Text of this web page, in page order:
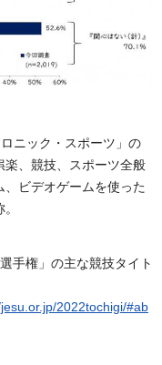
ニック・スポーツ」の
、競技、スポーツ全般
ビデオゲームを使った
手権」の主な競技タイト
2022tochigi/#ab